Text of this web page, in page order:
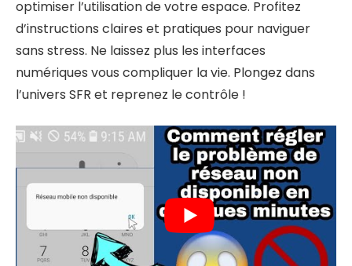
optimiser l’utilisation de votre espace. Profitez
d’instructions claires et pratiques pour naviguer
sans stress. Ne laissez plus les interfaces
numériques vous compliquer la vie. Plongez dans
l’univers SFR et reprenez le contrôle !